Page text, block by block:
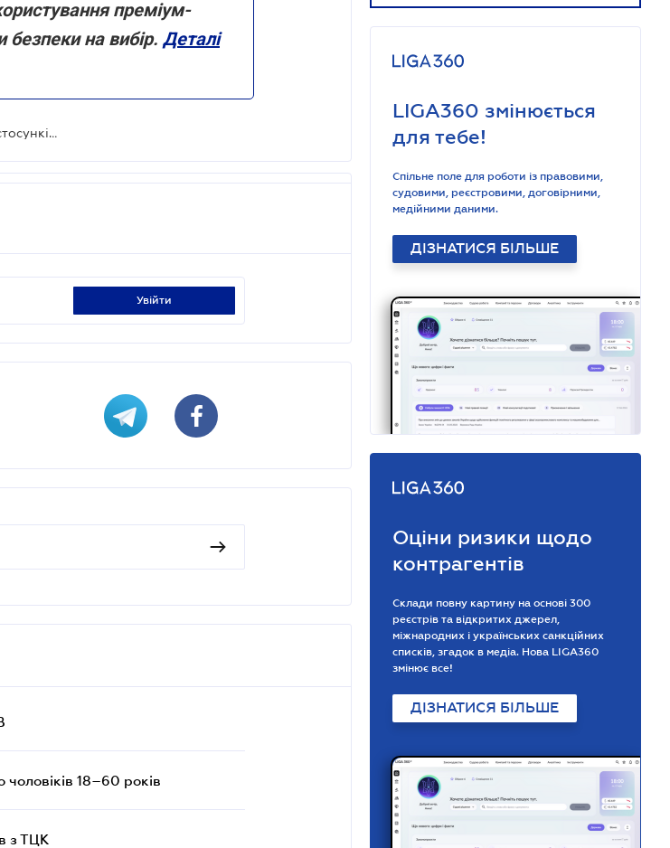
преміум-
безпеки на вибір. Деталі
У Держпраці зазначили порядок оформлення трудових стосунків з найманими праціаниками
увійти
18–60 років
з ТЦК
LIGA360 змінюється
для тебе!
Спільне поле для роботи із правовими,
судовими, реєстровими, договірними,
медійними даними.
ДІЗНАТИСЯ БІЛЬШЕ
Оціни ризики щодо
контрагентів
Склади повну картину на основі 300
реєстрів та відкритих джерел,
міжнародних і українських санкційних
списків, згадок в медіа. Нова LIGA360
змінює все!
ДІЗНАТИСЯ БІЛЬШЕ